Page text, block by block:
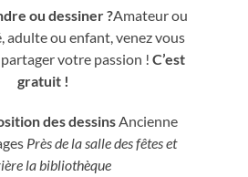
ou dessiner ?Amateur ou
adulte ou enfant, venez vous
votre passion ! C’est
gratuit !
des dessinsAncienne
Près de la salle des fêtes et
la bibliothèque